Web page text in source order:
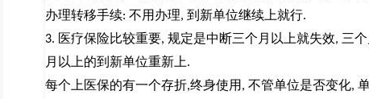
办理转移手续: 不用办理, 到新单位继续上就行.
3. 医疗保险比较重要, 规定是中断三个月以上就失效, 三
月以上的到新单位重新上.
每个上医保的有一个存折,终身使用 , 不管单位是否变化,